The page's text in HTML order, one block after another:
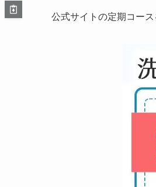
公式サイトの定期コー